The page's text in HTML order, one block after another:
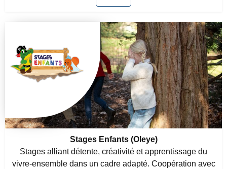
Stages Enfants (Oleye)
Stages alliant détente, créativité et apprentissage du
vivre-ensemble dans un cadre adapté. Coopération avec